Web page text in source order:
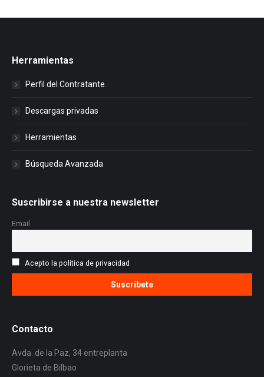
Herramientas
Perfil del Contratante.
Descargas privadas
Herramientas
Búsqueda Avanzada
Suscribirse a nuestra newsletter
Email
Acepto la política de privacidad
Contacto
Avda. de la Paz, 34 entreplanta
Glorieta de Bilbao